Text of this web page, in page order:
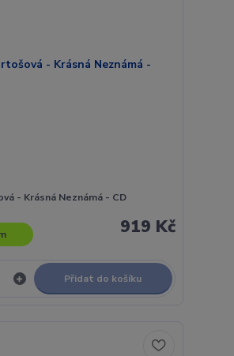
- Krásná Neznámá - CD
919 Kč
Přidat do košíku